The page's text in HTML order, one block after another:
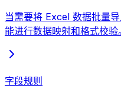
当需要将 Excel 数据批量
能进行数据映射和格式校验。
字段规则